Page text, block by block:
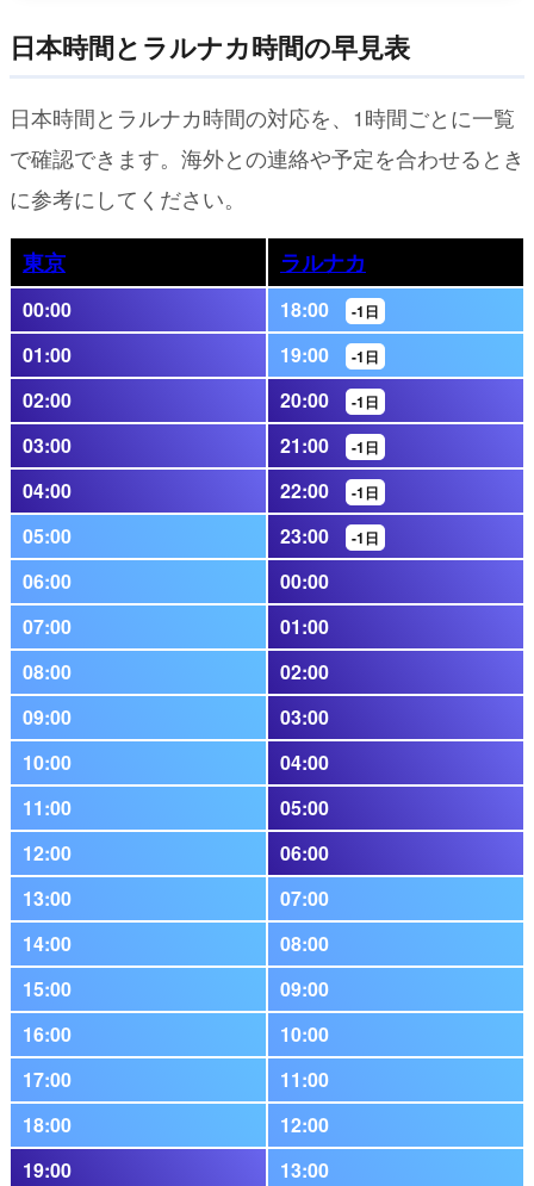
日本時間とラルナカ時間の早見表
日本時間とラルナカ時間の対応を、1時間ごとに一覧
で確認できます。海外との連絡や予定を合わせるとき
に参考にしてください。
東京 ラルナカ
00:00 18:00 -1日
01:00 19:00 -1日
02:00 20:00 -1日
03:00 21:00 -1日
04:00 22:00 -1日
05:00 23:00 -1日
06:00
00:00
07:00
01:00
08:00
02:00
09:00
03:00
10:00
04:00
11:00
05:00
12:00
06:00
13:00
07:00
14:00
08:00
15:00
09:00
16:00
10:00
17:00
11:00
18:00
12:00
19:00
13:00